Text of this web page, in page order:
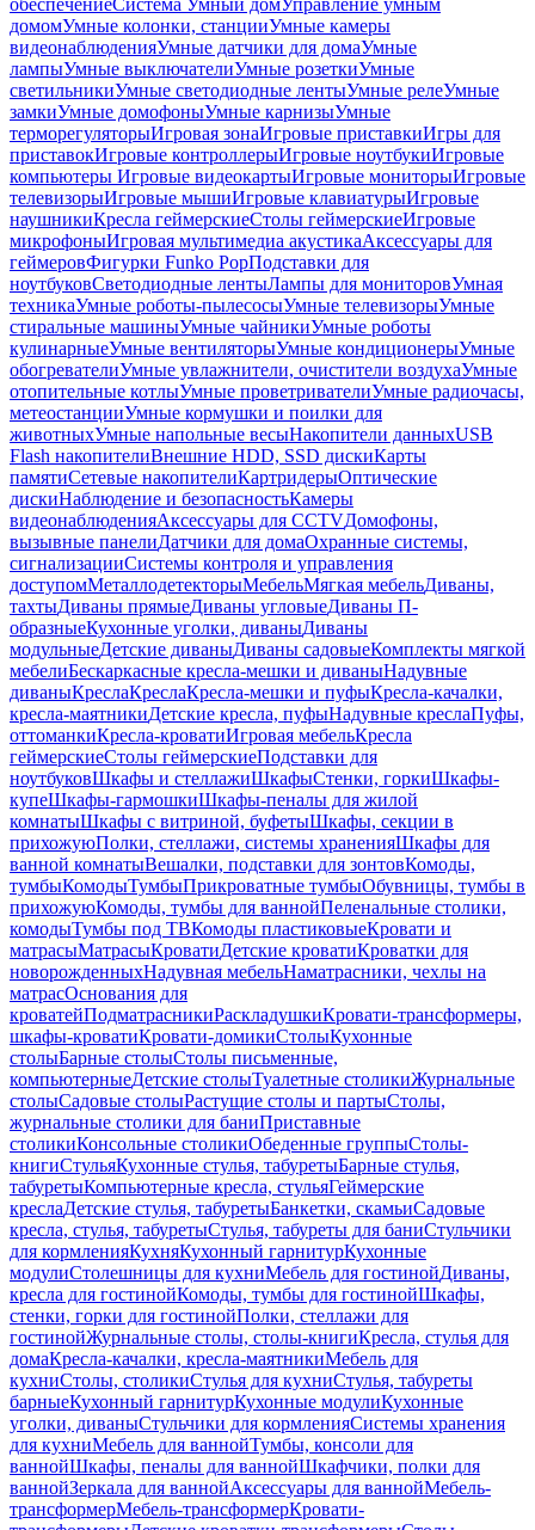
обеспечениеСистема Умный домУправление умным
домомУмные колонки, станцииУмные камеры
видеонаблюденияУмные датчики для домаУмные
лампыУмные выключателиУмные розеткиУмные
светильникиУмные светодиодные лентыУмные релеУмные
замкиУмные домофоныУмные карнизыУмные
терморегуляторыИгровая зонаИгровые приставкиИгры для
приставокИгровые контроллерыИгровые ноутбукиИгровые
компьютеры Игровые видеокартыИгровые мониторыИгровые
телевизорыИгровые мышиИгровые клавиатурыИгровые
наушникиКресла геймерскиеСтолы геймерскиеИгровые
микрофоныИгровая мультимедиа акустикаАксессуары для
геймеровФигурки Funko PopПодставки для
ноутбуковСветодиодные лентыЛампы для мониторовУмная
техникаУмные роботы-пылесосыУмные телевизорыУмные
стиральные машиныУмные чайникиУмные роботы
кулинарныеУмные вентиляторыУмные кондиционерыУмные
обогревателиУмные увлажнители, очистители воздухаУмные
отопительные котлыУмные проветривателиУмные радиочасы,
метеостанцииУмные кормушки и поилки для
животныхУмные напольные весыНакопители данныхUSB
Flash накопителиВнешние HDD, SSD дискиКарты
памятиСетевые накопителиКартридерыОптические
дискиНаблюдение и безопасностьКамеры
видеонаблюденияАксессуары для CCTVДомофоны,
вызывные панелиДатчики для домаОхранные системы,
сигнализацииСистемы контроля и управления
доступомМеталлодетекторыМебельМягкая мебельДиваны,
тахтыДиваны прямыеДиваны угловыеДиваны П-
образныеКухонные уголки, диваныДиваны
модульныеДетские диваныДиваны садовыеКомплекты мягкой
мебелиБескаркасные кресла-мешки и диваныНадувные
диваныКреслаКреслаКресла-мешки и пуфыКресла-качалки,
кресла-маятникиДетские кресла, пуфыНадувные креслаПуфы,
оттоманкиКресла-кроватиИгровая мебельКресла
геймерскиеСтолы геймерскиеПодставки для
ноутбуковШкафы и стеллажиШкафыСтенки, горкиШкафы-
купеШкафы-гармошкиШкафы-пеналы для жилой
комнатыШкафы с витриной, буфетыШкафы, секции в
прихожуюПолки, стеллажи, системы храненияШкафы для
ванной комнатыВешалки, подставки для зонтовКомоды,
тумбыКомодыТумбыПрикроватные тумбыОбувницы, тумбы в
прихожуюКомоды, тумбы для ваннойПеленальные столики,
комодыТумбы под ТВКомоды пластиковыеКровати и
матрасыМатрасыКроватиДетские кроватиКроватки для
новорожденныхНадувная мебельНаматрасники, чехлы на
матрасОснования для
кроватейПодматрасникиРаскладушкиКровати-трансформеры,
шкафы-кроватиКровати-домикиСтолыКухонные
столыБарные столыСтолы письменные,
компьютерныеДетские столыТуалетные столикиЖурнальные
столыСадовые столыРастущие столы и партыСтолы,
журнальные столики для баниПриставные
столикиКонсольные столикиОбеденные группыСтолы-
книгиСтульяКухонные стулья, табуретыБарные стулья,
табуретыКомпьютерные кресла, стульяГеймерские
креслаДетские стулья, табуретыБанкетки, скамьиСадовые
кресла, стулья, табуретыСтулья, табуреты для баниСтульчики
для кормленияКухняКухонный гарнитурКухонные
модулиСтолешницы для кухниМебель для гостинойДиваны,
кресла для гостинойКомоды, тумбы для гостинойШкафы,
стенки, горки для гостинойПолки, стеллажи для
гостинойЖурнальные столы, столы-книгиКресла, стулья для
домаКресла-качалки, кресла-маятникиМебель для
кухниСтолы, столикиСтулья для кухниСтулья, табуреты
барныеКухонный гарнитурКухонные модулиКухонные
уголки, диваныСтульчики для кормленияСистемы хранения
для кухниМебель для ваннойТумбы, консоли для
ваннойШкафы, пеналы для ваннойШкафчики, полки для
ваннойЗеркала для ваннойАксессуары для ваннойМебель-
трансформерМебель-трансформерКровати-